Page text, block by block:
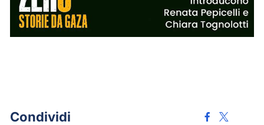
Condividi